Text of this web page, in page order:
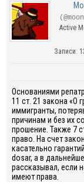
Active
Записи:
Основаниями
11 ст. 21 закона «О
иммигранты,
причинам и без их
прошение. Также 7
право. На счет
касательно
dosar, а в
рассказывал, если
имеют права.